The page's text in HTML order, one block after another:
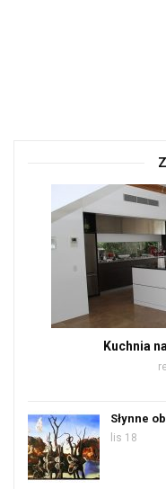
Kuchnia
Słynne
lis 18